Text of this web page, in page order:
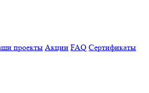
проекты Акции FAQ Сертификаты